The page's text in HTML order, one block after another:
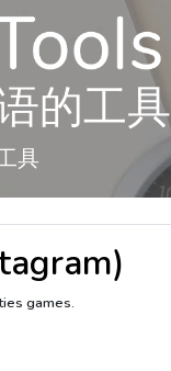
的工具
具
games.